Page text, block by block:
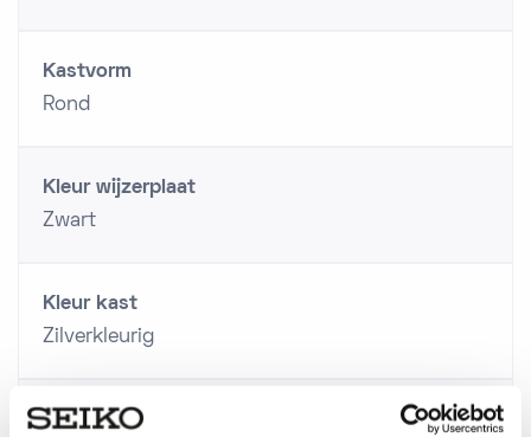
Kastvorm
Rond
Kleur wijzerplaat
Zwart
Kleur kast
Zilverkleurig
Achterzijde kast